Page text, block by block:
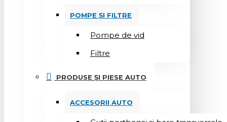
POMPE ȘI FILTRE
Pompe de vid
Filtre
PRODUSE ȘI PIESE AUTO
ACCESORII AUTO